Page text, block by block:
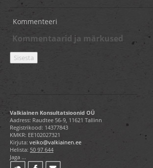
Kommenteeri
Valkiainen Konsultatsioonid OÜ
Aadress: Raudtee 56-9, 11621 Tallinn
Registrikood: 14377843
KMKR: EE102027321
Kirjuta: veiko@valkiainen.ee
Helista: 50 97 644
Jaga ...